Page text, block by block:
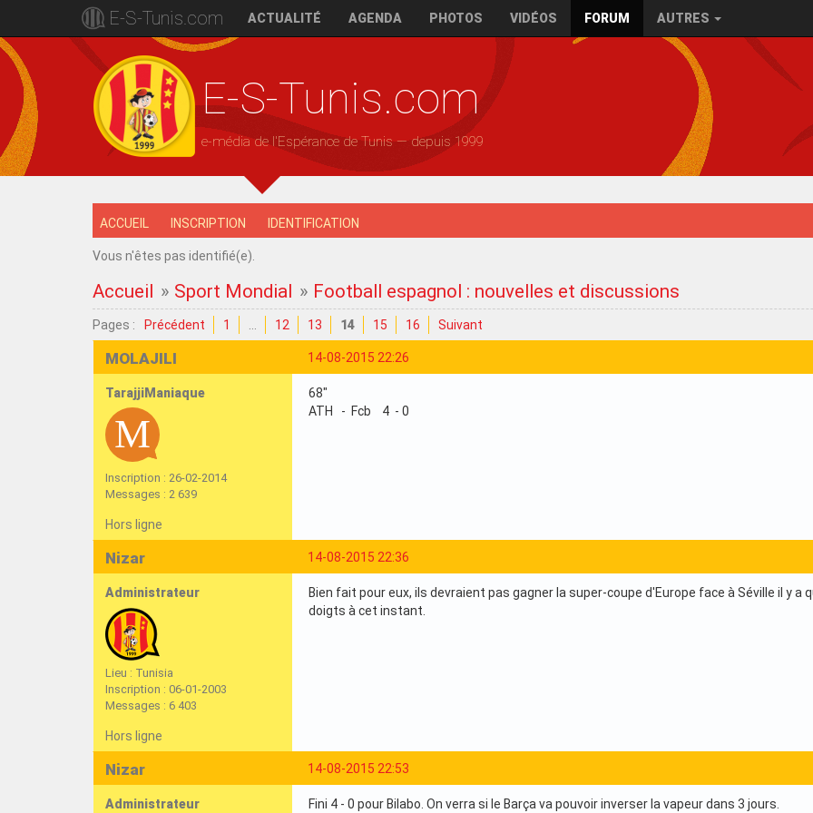
E-S-Tunis.com ACTUALITÉ AGENDA PHOTOS VIDÉOS FORUM AUTRES
E-S-Tunis.com
e-média de l'Espérance de Tunis — depuis 1999
ACCUEIL INSCRIPTION IDENTIFICATION
Vous n'êtes pas identifié(e).
Accueil » Sport Mondial » Football espagnol : nouvelles et discussions
Pages : Précédent 1 12 13 14 15 16 Suivant
14-08-2015 22:26
MOLAJILI
TarajjiManiaque
Inscription : 26-02-2014
Messages : 2 639
68"
ATH - Fcb 4 - 0
Hors ligne
14-08-2015 22:36
Nizar
Administrateur
Lieu : Tunisia
Inscription : 06-01-2003
Messages : 6 403
Bien fait pour eux, ils devraient pas gagner la super-coupe d'Europe face à Séville il y
doigts à cet instant.
Hors ligne
14-08-2015 22:53
Nizar
Administrateur Fini 4 - 0 pour Bilabo. On verra si le Barça va pouvoir inverser la vapeur dans 3 jours.